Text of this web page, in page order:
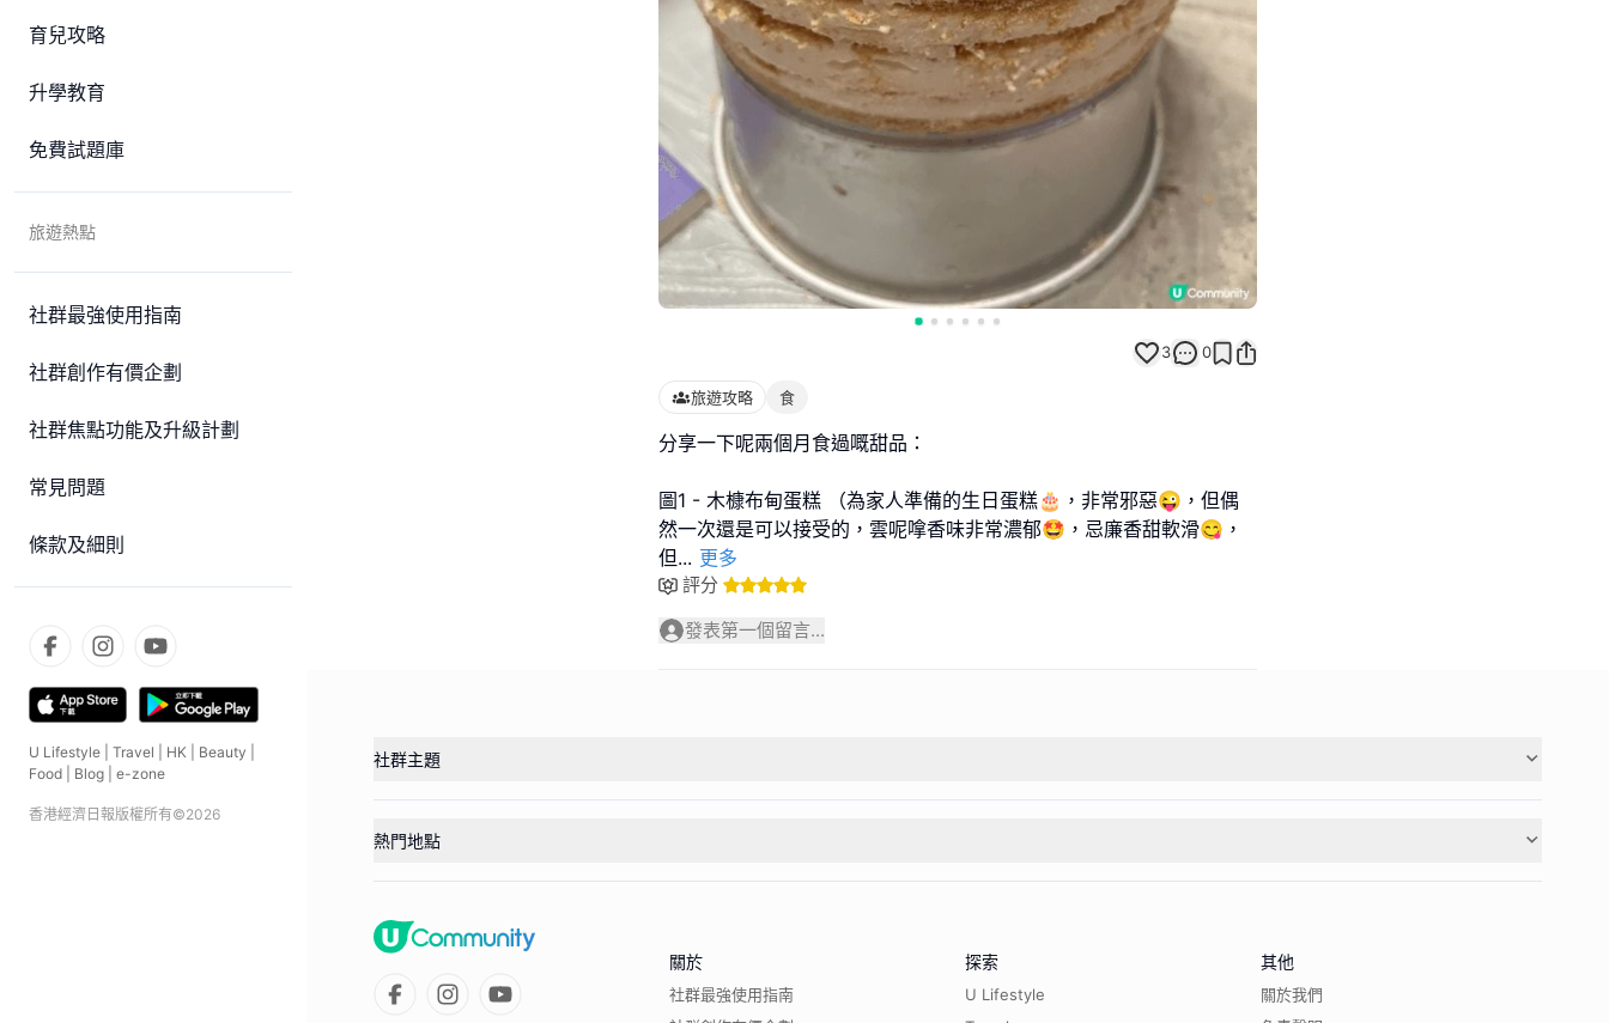
育兒攻略
升學教育
免費試題庫
旅遊熱點
社群最強使用指南
社群創作有價企劃
社群焦點功能及升級計劃
常見問題
條款及細則
U Lifestyle Travel HK Beauty
Food
Blog e-zone
香港經濟日報版權所有©2026
3 0
旅遊攻略 食
分享一下呢兩個月食過嘅甜品：
圖1 - 木槺布甸蛋糕 （為家人準備的生日蛋糕🎂，非常邪惡😜，但偶
然一次還是可以接受的，雲呢嗱香味非常濃郁🤩，忌廉香甜軟滑😋，
但... 更多
評分
發表第一個留言...
社群主題
熱門地點
關於
社群最強使用指南
探索
U Lifestyle
其他
關於我們